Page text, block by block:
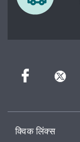
क्विक लिंक्स